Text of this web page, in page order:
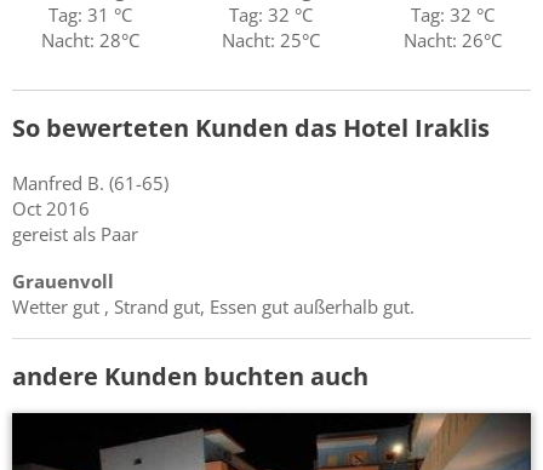
Tag: 31 °C
Nacht: 28°C
Tag: 32 °C
Nacht: 25°C
Tag: 32 °C
Nacht: 26°C
So bewerteten Kunden das Hotel Iraklis
Manfred B. (61-65)
Oct 2016
gereist als Paar
Grauenvoll
Wetter gut , Strand gut, Essen gut außerhalb gut.
andere Kunden buchten auch